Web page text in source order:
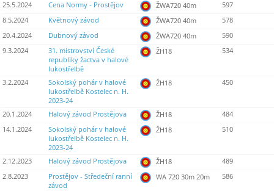
25.5.2024
Cena Normy - Prostějov ŽWA720 40m
597
8.5.2024
Květnový závod ŽWA720 40m
578
20.4.2024
Dubnový závod ŽWA720 40m
590
9.3.2024
31. mistrovství České
republiky žactva v halové
lukostřelbě
ŽH18 534
3.2.2024
Sokolský pohár v halové
lukostřelbě Kostelec n. H.
2023-24
ŽH18 450
20.1.2024 Halový závod Prostějova ŽH18
484
14.1.2024
Sokolský pohár v halové
lukostřelbě Kostelec n. H.
2023-24
ŽH18 510
2.12.2023 Halový závod Prostějova ŽH18
489
2.8.2023
Prostějov - Středeční ranní
závod
WA 720 30m 20m 586